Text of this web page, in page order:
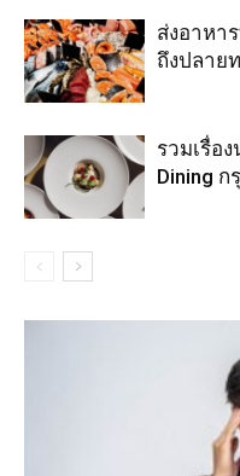
ส่งอาหา
ถึงปลาย
รวมเรื่อ
Dining ก